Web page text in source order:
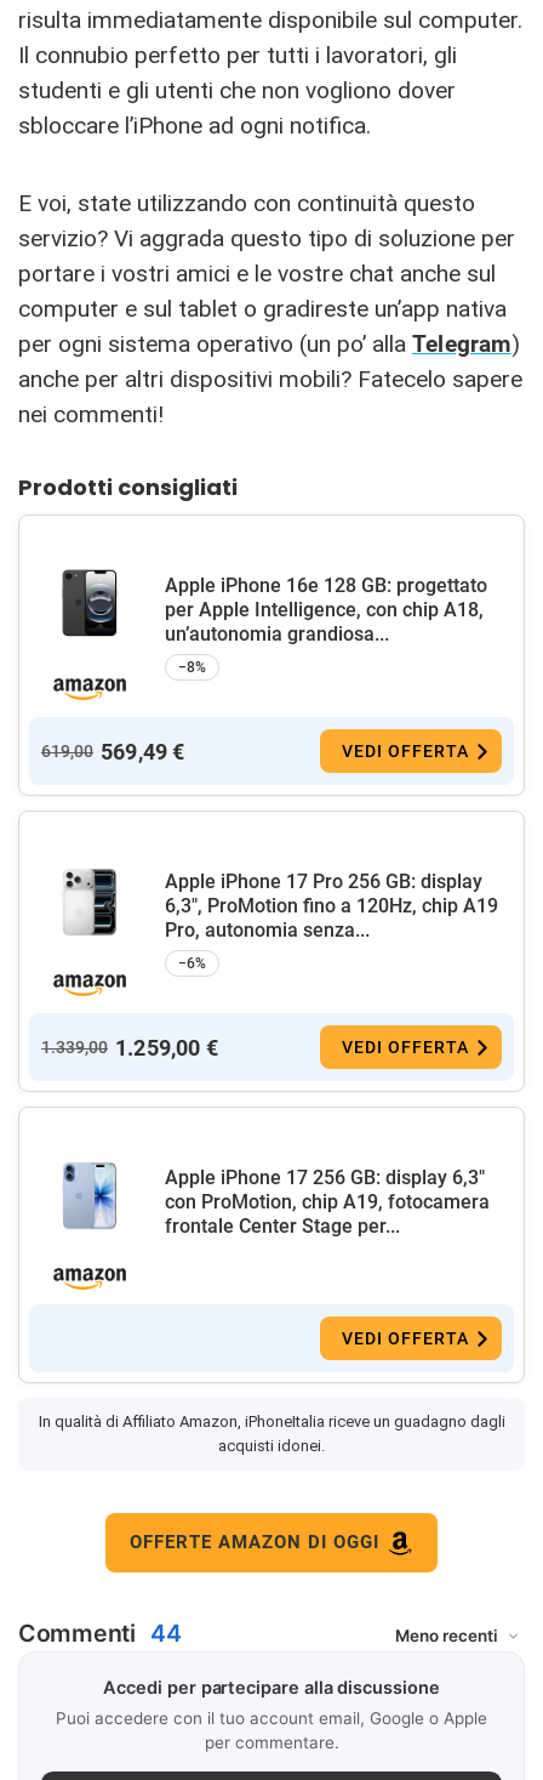
risulta immediatamente disponibile sul computer.
Il connubio perfetto per tutti i lavoratori, gli
studenti e gli utenti che non vogliono dover
sbloccare l’iPhone ad ogni notifica.
E voi, state utilizzando con continuità questo
servizio? Vi aggrada questo tipo di soluzione per
portare i vostri amici e le vostre chat anche sul
computer e sul tablet o gradireste un’app nativa
per ogni sistema operativo (un po’ alla Telegram)
anche per altri dispositivi mobili? Fatecelo sapere
nei commenti!
Prodotti consigliati
Apple iPhone 16e 128 GB: progettato
per Apple Intelligence, con chip A18,
un’autonomia grandiosa...
−8%
619,00 569,49 € VEDI OFFERTA
Apple iPhone 17 Pro 256 GB: display
6,3", ProMotion fino a 120Hz, chip A19
Pro, autonomia senza...
−6%
1.339,00 1.259,00 € VEDI OFFERTA
Apple iPhone 17 256 GB: display 6,3"
con ProMotion, chip A19, fotocamera
frontale Center Stage per...
VEDI OFFERTA
In qualità di Affiliato Amazon, iPhoneItalia riceve un guadagno dagli
acquisti idonei.
OFFERTE AMAZON DI OGGI
Commenti 44
Accedi per partecipare alla discussione
Puoi accedere con il tuo account email, Google o Apple
per commentare.